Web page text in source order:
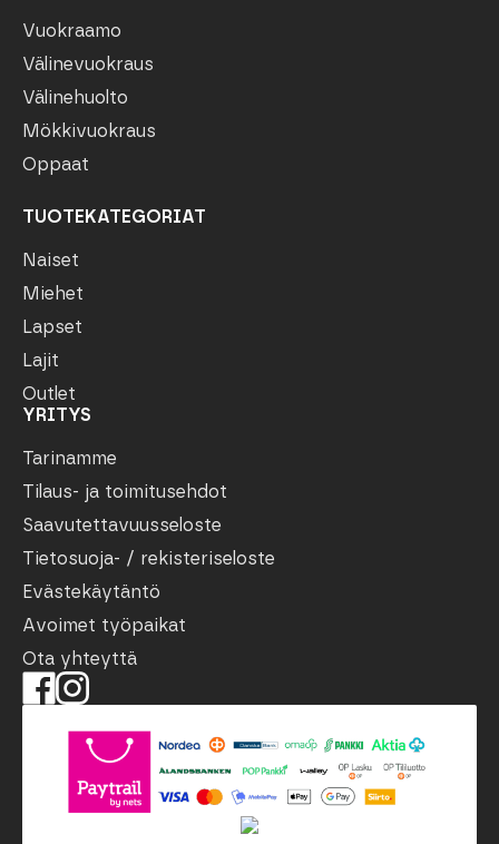
Vuokraamo
Välinevuokraus
Välinehuolto
Mökkivuokraus
Oppaat
TUOTEKATEGORIAT
Naiset
Miehet
Lapset
Lajit
Outlet
YRITYS
Tarinamme
Tilaus- ja toimitusehdot
Saavutettavuusseloste
Tietosuoja- / rekisteriseloste
Evästekäytäntö
Avoimet työpaikat
Ota yhteyttä